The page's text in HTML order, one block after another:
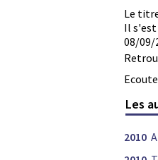
Le
Il s'est
08/09/
Les
2010